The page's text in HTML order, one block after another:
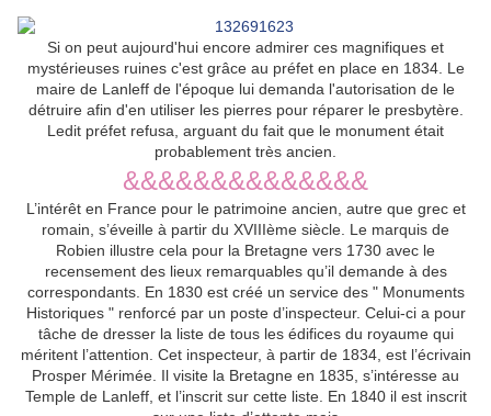
Si on peut aujourd'hui encore admirer ces magnifiques et
mystérieuses ruines c'est grâce au préfet en place en 1834. Le
maire de Lanleff de l'époque lui demanda l'autorisation de le
détruire afin d'en utiliser les pierres pour réparer le presbytère.
Ledit préfet refusa, arguant du fait que le monument était
probablement très ancien.
&&&&&&&&&&&&&&
L’intérêt en France pour le patrimoine ancien, autre que grec et
romain, s’éveille à partir du XVIIIème siècle. Le marquis de
Robien illustre cela pour la Bretagne vers 1730 avec le
recensement des lieux remarquables qu’il demande à des
correspondants. En 1830 est créé un service des " Monuments
Historiques " renforcé par un poste d’inspecteur. Celui-ci a pour
tâche de dresser la liste de tous les édifices du royaume qui
méritent l’attention. Cet inspecteur, à partir de 1834, est l’écrivain
Prosper Mérimée. Il visite la Bretagne en 1835, s’intéresse au
Temple de Lanleff, et l’inscrit sur cette liste. En 1840 il est inscrit